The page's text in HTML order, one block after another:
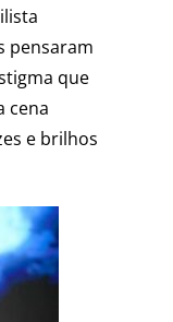
pensaram
que
cena
e brilhos